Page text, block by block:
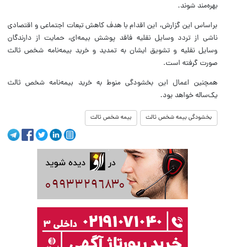
بهره‌مند شوند.
براساس این گزارش، این اقدام با هدف کاهش تبعات اجتماعی و اقتصادی
ناشی از تردد وسایل نقلیه فاقد پوشش بیمه‌ای، حمایت از دارندگان
وسایل نقلیه و تشویق ایشان به تمدید و خرید بیمه‌نامه شخص ثالث
صورت گرفته است.
همچنین اعمال این بخشودگی منوط به خرید بیمه‌نامه شخص ثالث
یک‌ساله خواهد بود.
بخشودگی بیمه شخص ثالث بیمه شخص ثالث